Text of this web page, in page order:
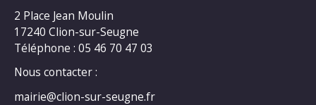
2 Place Jean Moulin
17240 Clion-sur-Seugne
Téléphone : 05 46 70 47 03
Nous contacter :
mairie@clion-sur-seugne.fr